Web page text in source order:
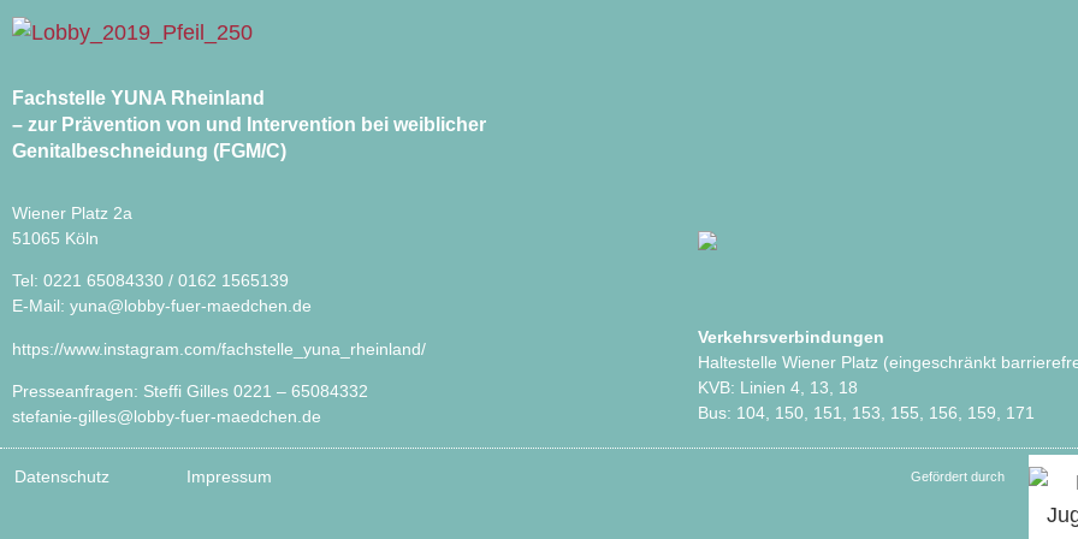
Fachstelle YUNA Rheinland
– zur Prävention von und Intervention bei weiblicher
Genitalbeschneidung (FGM/C)
Wiener Platz 2a
51065 Köln
Tel: 0221 65084330 / 0162 1565139
E-Mail: yuna@lobby-fuer-maedchen.de
https://www.instagram.com/fachstelle_yuna_rheinland/
Presseanfragen: Steffi Gilles 0221 – 65084332
stefanie-gilles@lobby-fuer-maedchen.de
Verkehrsverbindungen
Haltestelle Wiener Platz (eingeschränkt
KVB: Linien 4, 13, 18
Bus: 104, 150, 151, 153, 155, 156, 159, 171
Datenschutz Impressum Gefördert durch